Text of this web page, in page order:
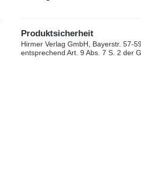
Produktsicherheit
Hirmer Verlag GmbH, Bayerstr. 57-
entsprechend Art. 9 Abs. 7 S. 2 der